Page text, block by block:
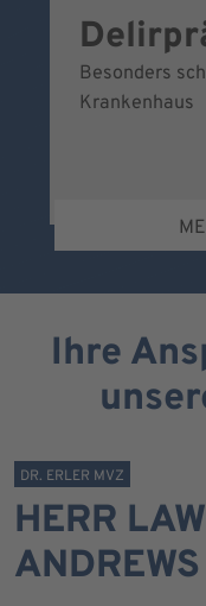
Besonders
Krankenhaus
Ihre
DR. ERLER MVZ
HERR
ANDREWS